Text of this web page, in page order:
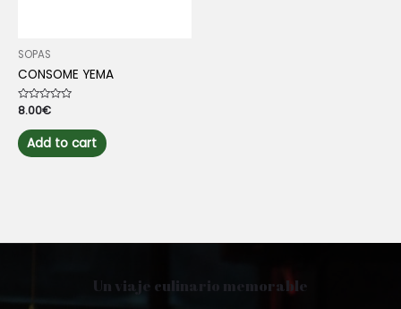
SOPAS
CONSOME YEMA
Rated
out
of
5
8.00€
Add to cart
Un viaje culinario memorable